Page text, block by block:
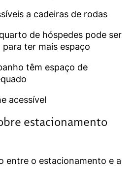
a cadeiras de rodas
de hóspedes pode ser
ter mais espaço
têm espaço de
acessível
estacionamento
entre o estacionamento e a